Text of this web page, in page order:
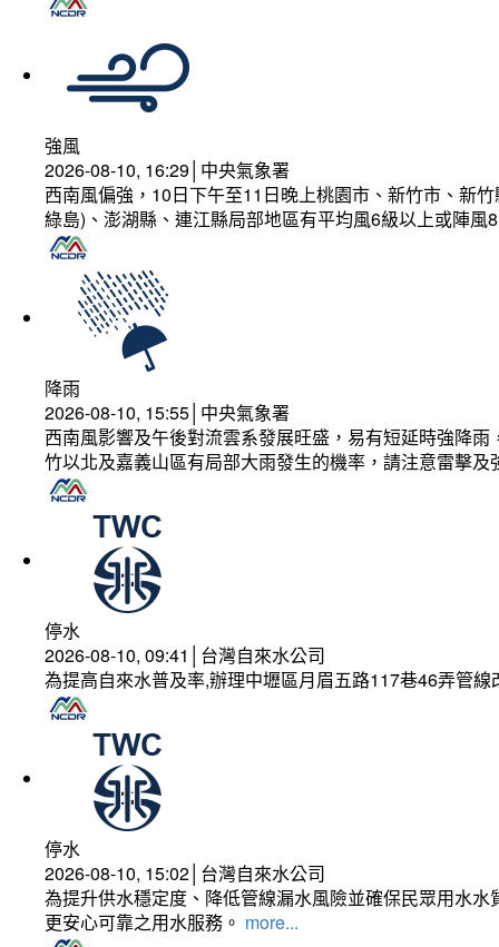
強風
2026-08-10, 16:29│中央氣象署
西南風偏強，10日下午至11日晚上桃園市、新竹市、新
綠島)、澎湖縣、連江縣局部地區有平均風6級以上或陣
降雨
2026-08-10, 15:55│中央氣象署
西南風影響及午後對流雲系發展旺盛，易有短延時強降
竹以北及嘉義山區有局部大雨發生的機率，請注意雷擊
停水
2026-08-10, 09:41│台灣自來水公司
為提高自來水普及率,辦理中壢區月眉五路117巷46弄管
停水
2026-08-10, 15:02│台灣自來水公司
為提升供水穩定度、降低管線漏水風險並確保民眾用水
更安心可靠之用水服務。 more...